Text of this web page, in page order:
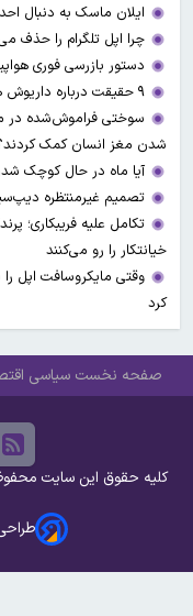
ایلان ماسک به دنبال
چرا اپل تلگرام را حذف
دستور بازرسی فوری هواپیمای
۹ حقیقت درباره داریوش هخامنشی که شاید نمی‌دانستید
سوختی فراموش‌شده در
شدن مغز انسان کمک
آیا ماه در حال کوچک
تصمیم غیرمنتظره
تکامل علیه فریبکاری؛
خیانتکار را رو می‌کنند
وقتی مایکروسافت اپل
کرد
صفحه نخست سیاسی
کلیه حقوق این سایت